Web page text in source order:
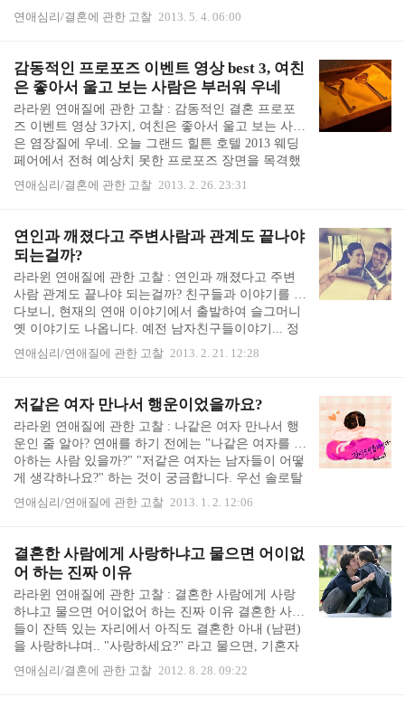
미쳤을 것이라는 것에 의견이 모아지는 것 같습니다.
이 가까운 지인이 이혼을 하는 상황을 지켜보니 결혼
에 대한 생각이 많이 들었습니다. 제가 늘 궁금한 것
말을 하는데, 어떤 사람들은 결혼을 해서 인생이 망
가졌다 하고 불행하다고 하는 차이가 어디서 비롯되
는가 하는 점 입니다. 결혼의 시작부터가 돈이 많고
적기 때문에, 성격 차이가 원래 있어서, 결혼하고 나
서 갑자기 안 좋은 일들이 닥쳐서.. 등등 원인은 한 두
가지가 아닐 것 입니다. 그 중에서 가장 트러블이 많
이 생기는 것 중의 하나가, 내가 모자란 것..
연애심리/결혼에 관한 고찰 2013. 5. 4. 06:00
감동적인 프로포즈 이벤트 영상 best 3, 여친
은 좋아서 울고 보는 사람은 부러워 우네
라라윈 연애질에 관한 고찰 : 감동적인 결혼 프로포
즈 이벤트 영상 3가지, 여친은 좋아서 울고 보는 사람
은 염장질에 우네. 오늘 그랜드 힐튼 호텔 2013 웨딩
페어에서 전혀 예상치 못한 프로포즈 장면을 목격했
습니다. 그저 드레스와 예식장, 꽃장식 구경갔을 뿐,
이런 염장질을 눈 앞에서 보게 될거라는 생각은 꿈에
시 쓰립니다. ㅠ_ㅠ 여자친구는 감동적인 프로포즈
이벤트에 감동해서 펑펑 울고, 보는 관객은 부럽고
속쓰려서 울고... 차라리 인터넷에서 볼 때는 충격이
좀 덜했는데, 갑작스럽게 공개 프로포즈의 목격자가
되고 보니 염장질의 충격이 쉬이 가시지 않네요.. 이
아픔도 나누면 반이 될까요... 그동안 모아놓았던 감
동적인 프로포즈 이벤트 자료 방출합니다. ..
연애심리/결혼에 관한 고찰 2013. 2. 26. 23:31
연인과 깨졌다고 주변사람과 관계도 끝나야
되는걸까?
라라윈 연애질에 관한 고찰 : 연인과 깨졌다고 주변
사람 관계도 끝나야 되는걸까? 친구들과 이야기를 하
다보니, 현재의 연애 이야기에서 출발하여 슬그머니
옛 이야기도 나옵니다. 예전 남자친구들이야기... 정
말 여자친구들끼리 모이지 않으면 못 할 이야기죠...
또 본인이 말을 꺼내지 않으면 하기 힘든 이야기이기
의 헤어진 남자친구와 관련된 단어라도 말할 때는 화
들짝 놀라 실수했나 싶습니다. 행여 무심코 내뱉은
말 때문에 친구가 헤어진 남자친구를 떠올리며 마음
한 켠이 스산해 지는 것은 아닌지 눈치를 보게 됩니
다. 말하다가 친구의 헤어진 남자친구와 비슷한 스타
일의 사람에 대한 이야기가 나왔을 때.. 직업 이야기
를 하는데, 친구의 헤어진 남자친구 직업도 속해 있
연애심리/연애질에 관한 고찰 2013. 2. 21. 12:28
저같은 여자 만나서 행운이었을까요?
라라윈 연애질에 관한 고찰 : 나같은 여자 만나서 행
운인 줄 알아? 연애를 하기 전에는 "나같은 여자를 좋
아하는 사람 있을까?" "저같은 여자는 남자들이 어떻
게 생각하나요?" 하는 것이 궁금합니다. 우선 솔로탈
출을 해야되니까요. 그러면서 늘 새해계획 적듯이
"남친 생기기만 하면 정말 잘해줄텐데!" 라고 결의를
친이 딱 생기면 이야기가 달라집니다. "어디있다 지
금 나타났져요? 나타나줘서 고마워요! ♥ _ ♥ " 가 아
니라, "나같은 여자 만나서 행운인 줄 알아." 로 급변
해요...;;;;; 나같은 여자 만나서 행운인 줄 알아... 남자
친구 바쁘다고 하면 연락 안하고 (이래놓고 전화했는
데 안 받으면 화냄), 술 먹는다고 잔소리 안하고 (같
이 놀때만 조용..
연애심리/연애질에 관한 고찰 2013. 1. 2. 12:06
결혼한 사람에게 사랑하냐고 물으면 어이없
어 하는 진짜 이유
라라윈 연애질에 관한 고찰 : 결혼한 사람에게 사랑
하냐고 물으면 어이없어 하는 진짜 이유 결혼한 사람
들이 잔뜩 있는 자리에서 아직도 결혼한 아내 (남편)
을 사랑하냐며.. "사랑하세요?" 라고 물으면, 기혼자
들은 "사~랑~~?" 이라며 기가 차다는 듯이 반문을 하
며 클클클클 웃어버립니다. 기혼자들끼리 어이없다
연애심리/결혼에 관한 고찰 2012. 8. 28. 09:22